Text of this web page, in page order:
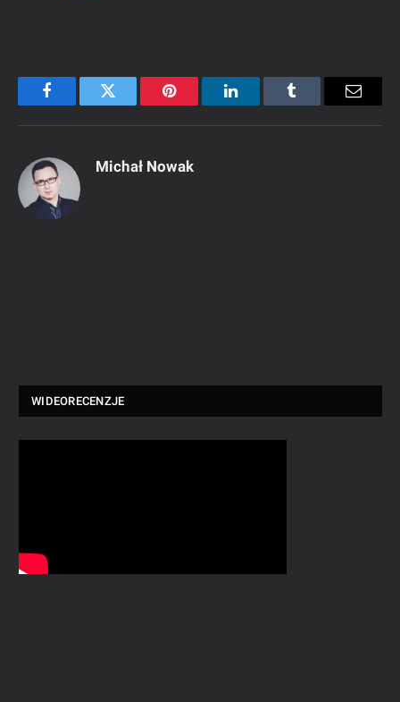
FacebookTwitter Pinterest LinkedInTumblr Email
Michał Nowak
WIDEORECENZJE